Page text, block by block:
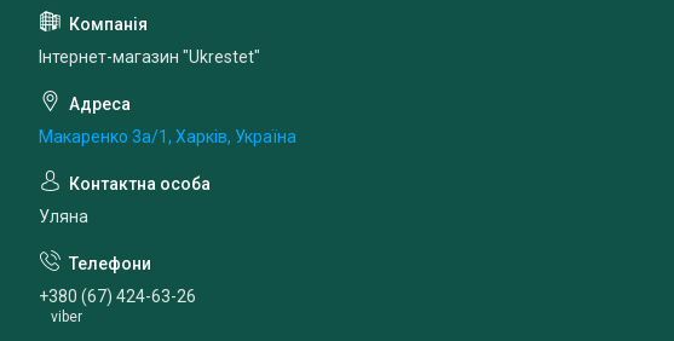
Інтернет-магазин "Ukrestet"
Макаренко 3а/1, Харків, Україна
Уляна
+380 (67) 424-63-26
viber